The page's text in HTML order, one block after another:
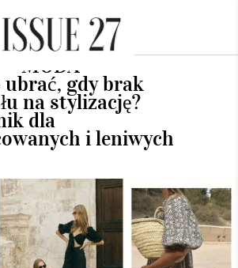
MODA
ubrać, gdy brak
na stylizację?
dla
i leniwych